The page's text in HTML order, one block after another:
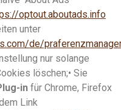
optout.aboutads.info
unter
de/
nur solange
löschen;• Sie
in für Chrome, Firefox
Link